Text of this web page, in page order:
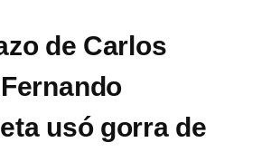
de Carlos
usó gorra de